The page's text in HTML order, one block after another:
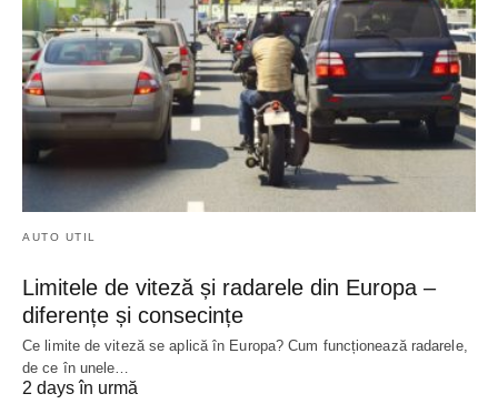
AUTO UTIL
Limitele de viteză și radarele din Europa –
diferențe și consecințe
Ce limite de viteză se aplică în Europa? Cum funcționează radarele,
de ce în unele…
2 days în urmă